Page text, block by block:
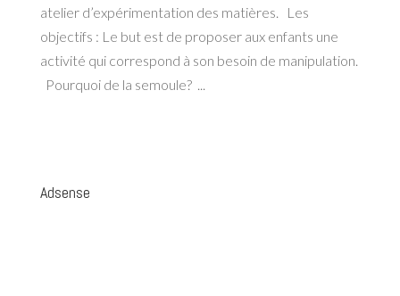
atelier d’expérimentation des matières. Les
objectifs : Le but est de proposer aux enfants une
activité qui correspond à son besoin de manipulation.
Pourquoi de la semoule? ...
Adsense